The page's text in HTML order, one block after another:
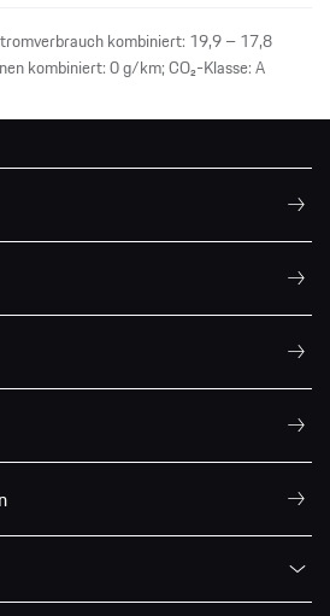
kombiniert: 19,9 – 17,8
kombiniert: 0 g/km; CO₂-Klasse: A